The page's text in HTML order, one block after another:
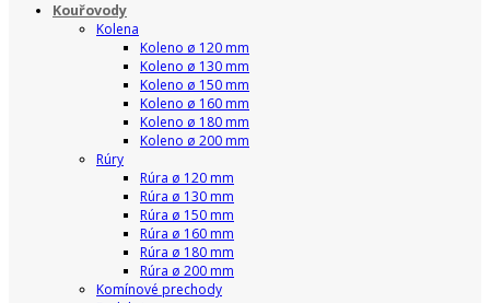
Kouřovody
Kolena
Koleno ø 120 mm
Koleno ø 130 mm
Koleno ø 150 mm
Koleno ø 160 mm
Koleno ø 180 mm
Koleno ø 200 mm
Rúry
Rúra ø 120 mm
Rúra ø 130 mm
Rúra ø 150 mm
Rúra ø 160 mm
Rúra ø 180 mm
Rúra ø 200 mm
Komínové prechody